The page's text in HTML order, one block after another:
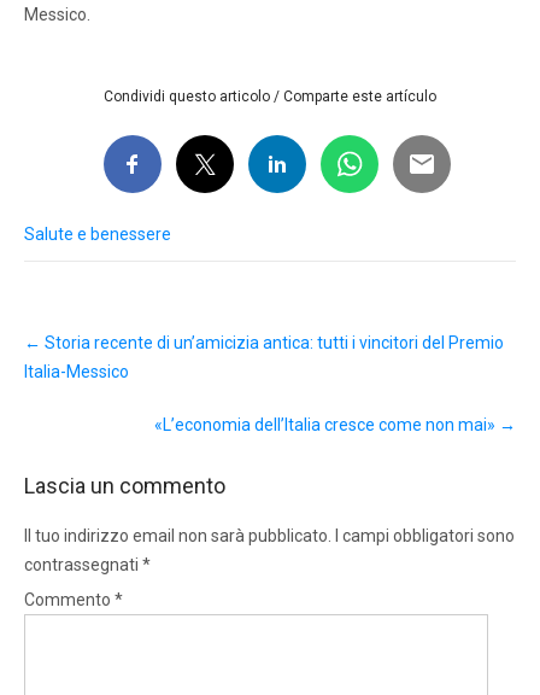
Messico.
Condividi questo articolo / Comparte este artículo
Salute e benessere
navigation
← Storia recente di un’amicizia antica: tutti i vincitori del Premio
Italia-Messico
«L’economia dell’Italia cresce come non mai» →
Lascia un commento
Il tuo indirizzo email non sarà pubblicato.
I campi obbligatori sono
contrassegnati *
Commento *